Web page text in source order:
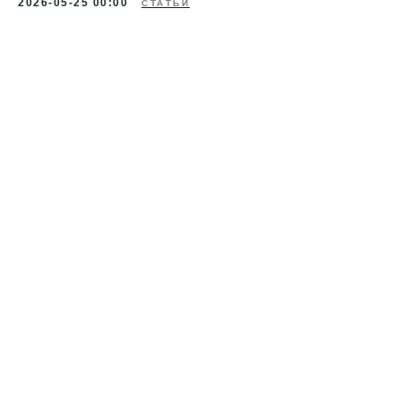
2026-05-25 00:00 СТАТЬИ